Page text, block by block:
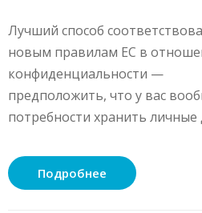
Лучший способ
новым правилам ЕС в
конфиденциальности —
предположить, что у вас
потребности хранить личные
Подробнее